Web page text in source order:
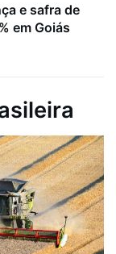
e safra de
em Goiás